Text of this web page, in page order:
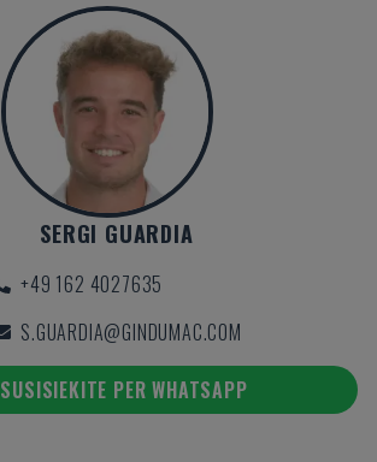
SERGI GUARDIA
+49 162 4027635
S.GUARDIA@GINDUMAC.COM
SUSISIEKITE PER WHATSAPP